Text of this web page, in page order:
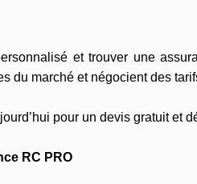
et trouver une
du marché et négocient des
pour un devis gratuit et
RC PRO